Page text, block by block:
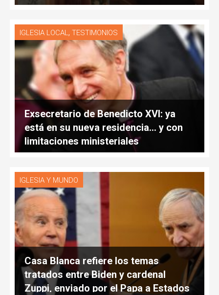
Iglesia
IGLESIA LOCAL, TESTIMONIOS
Exsecretario de Benedicto XVI: ya
está en su nueva residencia… y con
limitaciones ministeriales
IGLESIA Y MUNDO
Casa Blanca refiere los temas
tratados entre Biden y cardenal
Zuppi, enviado por el Papa a Estados